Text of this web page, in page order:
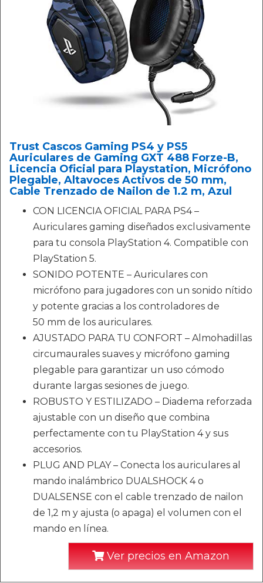
Trust Cascos Gaming PS4 y PS5
Auriculares de Gaming GXT 488 Forze-B,
Licencia Oficial para Playstation, Micrófono
Plegable, Altavoces Activos de 50 mm,
Cable Trenzado de Nailon de 1.2 m, Azul
CON LICENCIA OFICIAL PARA PS4 –
Auriculares gaming diseñados exclusivamente
para tu consola PlayStation 4. Compatible con
PlayStation 5.
SONIDO POTENTE – Auriculares con
micrófono para jugadores con un sonido nítido
y potente gracias a los controladores de
50 mm de los auriculares.
AJUSTADO PARA TU CONFORT – Almohadillas
circumaurales suaves y micrófono gaming
plegable para garantizar un uso cómodo
durante largas sesiones de juego.
ROBUSTO Y ESTILIZADO – Diadema reforzada
ajustable con un diseño que combina
perfectamente con tu PlayStation 4 y sus
accesorios.
PLUG AND PLAY – Conecta los auriculares al
mando inalámbrico DUALSHOCK 4 o
DUALSENSE con el cable trenzado de nailon
de 1,2 m y ajusta (o apaga) el volumen con el
mando en línea.
Ver precios en Amazon